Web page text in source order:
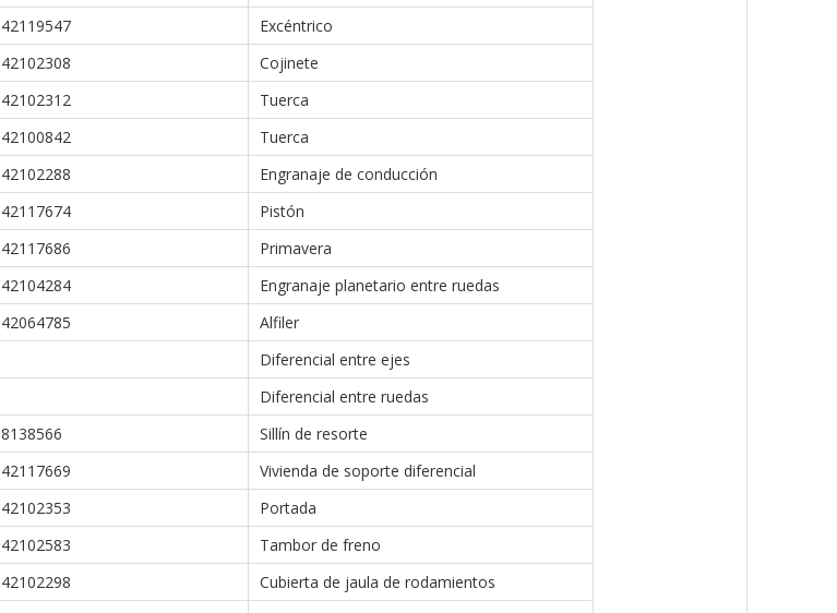
42119547
Excéntrico
42102308
Cojinete
42102312
Tuerca
42100842
Tuerca
42102288
Engranaje de conducción
42117674
Pistón
42117686
Primavera
42104284
Engranaje planetario entre ruedas
42064785
Alfiler
Diferencial entre ejes
Diferencial entre ruedas
8138566
Sillín de resorte
42117669
Vivienda de soporte diferencial
42102353
Portada
42102583
Tambor de freno
42102298
Cubierta de jaula de rodamientos